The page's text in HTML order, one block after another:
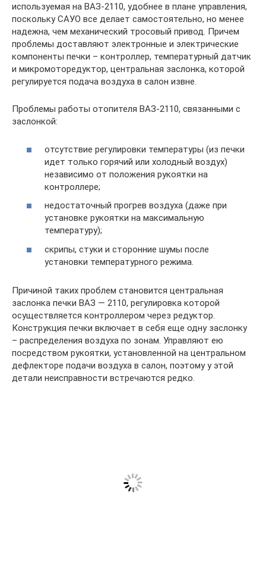
используемая на ВАЗ-2110, удобнее в плане управления,
поскольку САУО все делает самостоятельно, но менее
надежна, чем механический тросовый привод. Причем
проблемы доставляют электронные и электрические
компоненты печки – контроллер, температурный датчик
и микромоторедуктор, центральная заслонка, которой
регулируется подача воздуха в салон извне.
Проблемы работы отопителя ВАЗ-2110, связанными с
заслонкой:
отсутствие регулировки температуры (из печки
идет только горячий или холодный воздух)
независимо от положения рукоятки на
контроллере;
недостаточный прогрев воздуха (даже при
установке рукоятки на максимальную
температуру);
скрипы, стуки и сторонние шумы после
установки температурного режима.
Причиной таких проблем становится центральная
заслонка печки ВАЗ — 2110, регулировка которой
осуществляется контроллером через редуктор.
Конструкция печки включает в себя еще одну заслонку
– распределения воздуха по зонам. Управляют ею
посредством рукоятки, установленной на центральном
дефлекторе подачи воздуха в салон, поэтому у этой
детали неисправности встречаются редко.